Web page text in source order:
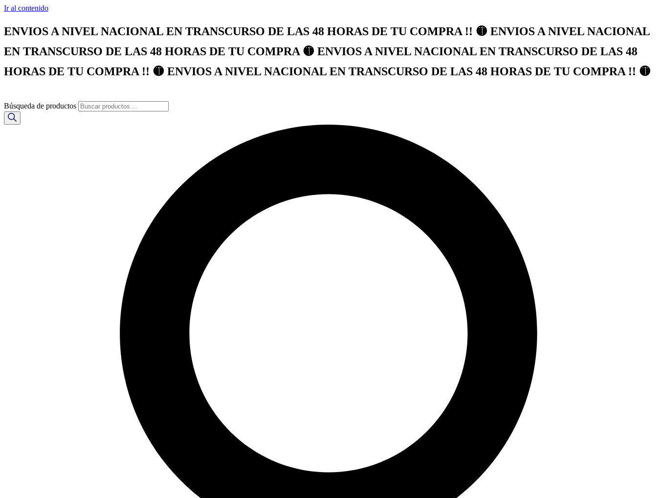
Ir al contenido
ENVIOS A NIVEL NACIONAL EN TRANSCURSO DE LAS 48 HORAS DE TU COMPRA !! 🟡 ENVIOS A NIVEL NACIONAL
EN TRANSCURSO DE LAS 48 HORAS DE TU COMPRA 🟡 ENVIOS A NIVEL NACIONAL EN TRANSCURSO DE LAS 48
HORAS DE TU COMPRA !! 🟡 ENVIOS A NIVEL NACIONAL EN TRANSCURSO DE LAS 48 HORAS DE TU COMPRA !! 🟡
Búsqueda de productos